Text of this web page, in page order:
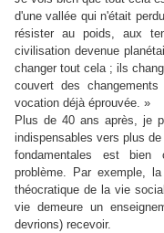
d'une vallée qui n'était
résister au poids, aux
civilisation devenue
changer tout cela ; ils
couvert des
vocation déjà éprouvée. »
Plus de 40 ans après, je
indispensables vers plus
fondamentales est
problème. Par exemple,
théocratique de la vie
vie demeure un
devrions) recevoir.